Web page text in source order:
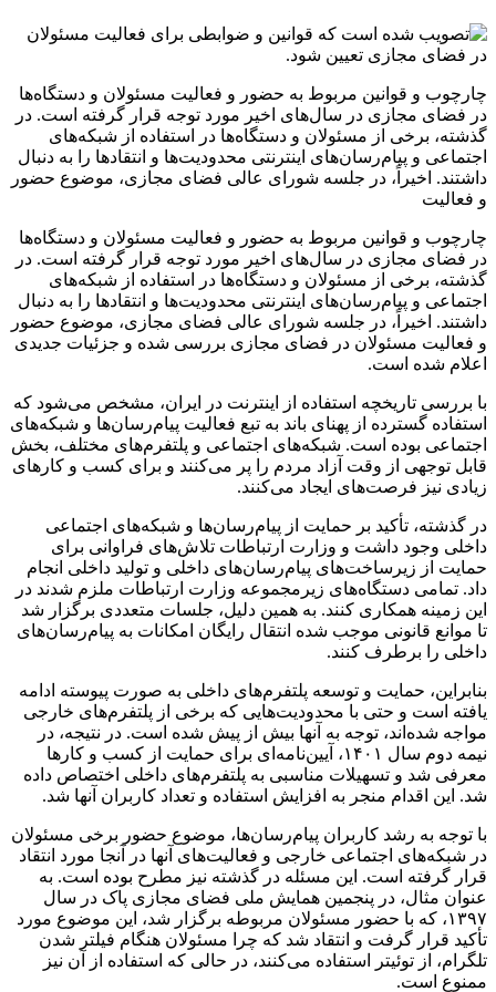
چارچوب و قوانین مربوط به حضور و فعالیت مسئولان و دستگاه‌ها
در فضای مجازی در سال‌های اخیر مورد توجه قرار گرفته است. در
گذشته، برخی از مسئولان و دستگاه‌ها در استفاده از شبکه‌های
اجتماعی و پیام‌رسان‌های اینترنتی محدودیت‌ها و انتقادها را به دنبال
داشتند. اخیراً، در جلسه شورای عالی فضای مجازی، موضوع حضور
و فعالیت
چارچوب و قوانین مربوط به حضور و فعالیت مسئولان و دستگاه‌ها
در فضای مجازی در سال‌های اخیر مورد توجه قرار گرفته است. در
گذشته، برخی از مسئولان و دستگاه‌ها در استفاده از شبکه‌های
اجتماعی و پیام‌رسان‌های اینترنتی محدودیت‌ها و انتقادها را به دنبال
داشتند. اخیراً، در جلسه شورای عالی فضای مجازی، موضوع حضور
و فعالیت مسئولان در فضای مجازی بررسی شده و جزئیات جدیدی
اعلام شده است.
با بررسی تاریخچه استفاده از اینترنت در ایران، مشخص می‌شود که
استفاده گسترده از پهنای باند به تبع فعالیت پیام‌رسان‌ها و شبکه‌های
اجتماعی بوده است. شبکه‌های اجتماعی و پلتفرم‌های مختلف، بخش
قابل توجهی از وقت آزاد مردم را پر می‌کنند و برای کسب و کارهای
زیادی نیز فرصت‌های ایجاد می‌کنند.
در گذشته، تأکید بر حمایت از پیام‌رسان‌ها و شبکه‌های اجتماعی
داخلی وجود داشت و وزارت ارتباطات تلاش‌های فراوانی برای
حمایت از زیرساخت‌های پیام‌رسان‌های داخلی و تولید داخلی انجام
داد. تمامی دستگاه‌های زیرمجموعه وزارت ارتباطات ملزم شدند در
این زمینه همکاری کنند. به همین دلیل، جلسات متعددی برگزار شد
تا موانع قانونی موجب شده انتقال رایگان امکانات به پیام‌رسان‌های
داخلی را برطرف کنند.
بنابراین، حمایت و توسعه پلتفرم‌های داخلی به صورت پیوسته ادامه
یافته است و حتی با محدودیت‌هایی که برخی از پلتفرم‌های خارجی
مواجه شده‌اند، توجه به آنها بیش از پیش شده است. در نتیجه، در
نیمه دوم سال ۱۴۰۱، آیین‌نامه‌ای برای حمایت از کسب و کارها
معرفی شد و تسهیلات مناسبی به پلتفرم‌های داخلی اختصاص داده
شد. این اقدام منجر به افزایش استفاده و تعداد کاربران آنها شد.
با توجه به رشد کاربران پیام‌رسان‌ها، موضوع حضور برخی مسئولان
در شبکه‌های اجتماعی خارجی و فعالیت‌های آنها در آنجا مورد انتقاد
قرار گرفته است. این مسئله در گذشته نیز مطرح بوده است. به
عنوان مثال، در پنجمین همایش ملی فضای مجازی پاک در سال
۱۳۹۷، که با حضور مسئولان مربوطه برگزار شد، این موضوع مورد
تأکید قرار گرفت و انتقاد شد که چرا مسئولان هنگام فیلتر شدن
تلگرام، از توئیتر استفاده می‌کنند، در حالی که استفاده از آن نیز
ممنوع است.